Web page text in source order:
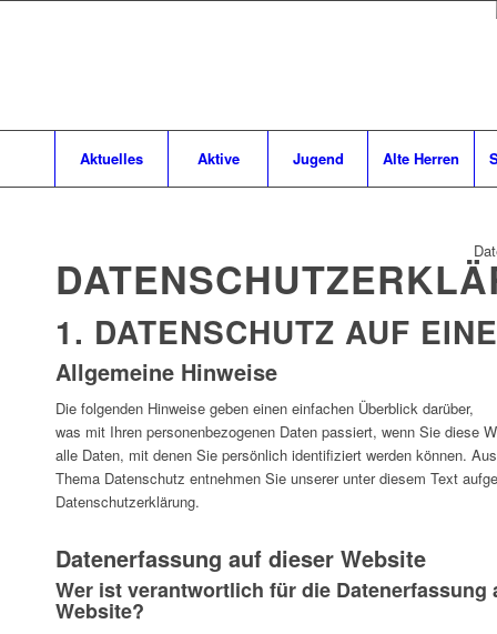
Aktuelles Aktive Jugend Alte Herren
1. DATENSCHUTZ AUF
Allgemeine Hinweise
Die folgenden Hinweise geben einen einfachen Überblick darüber,
was mit Ihren personenbezogenen Daten passiert, wenn Sie diese
alle Daten, mit denen Sie persönlich identifiziert werden können.
Thema Datenschutz entnehmen Sie unserer unter diesem Text
Datenschutzerklärung.
Datenerfassung auf dieser Website
Wer ist verantwortlich für die Datenerfassung
Website?